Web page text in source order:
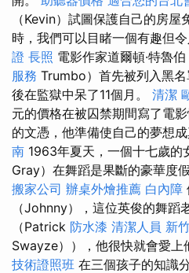
（Kevin）試圖保護自己的房
時，我們可以目睹一個有趣但
證 長照 電影作家道爾頓·特魯
服務 Trumbo）首先被列入黑
後在監獄中呆了11個月。 清潔
元的價格在被囚禁期間寫了電
的文憑，他準備使自己的夢想
南 1963年夏天，一個十七歲
Gray）在舞蹈是果斷的豪華度
搬家公司 辦桌外燴推薦 白內障
（Johnny），這位英俊的舞蹈
（Patrick 防水漆 清潔人員 新
Swayze）），他很快就會愛上
技術證照班 在三個孩子的知識